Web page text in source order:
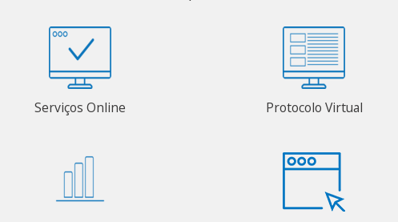
Serviços Online Protocolo Virtual